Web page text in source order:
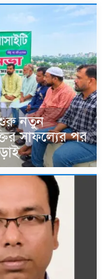
শুরু নতুন
সাফল্যের পর